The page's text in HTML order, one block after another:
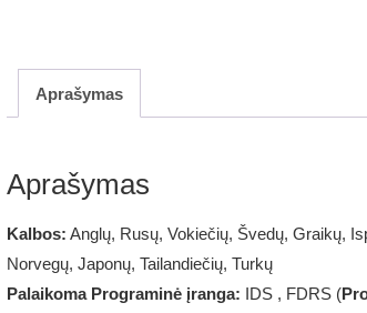
Aprašymas
Aprašymas
Kalbos: Anglų, Rusų, Vokiečių, Švedų, Graikų,
Norvegų, Japonų, Tailandiečių, Turkų
Palaikoma Programinė įranga: IDS , FDRS (